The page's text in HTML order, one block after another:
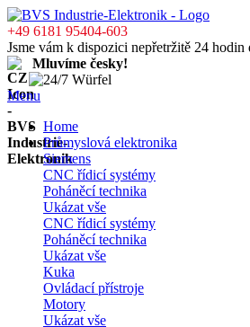
+49 6181 95404-603
Jsme vám k dispozici nepřetržitě 24 hodin
Mluvíme česky!
Menu
Home
Průmyslová elektronika
Siemens
CNC řídicí systémy
Poháněcí technika
Ukázat vše
CNC řídicí systémy
Poháněcí technika
Ukázat vše
Kuka
Ovládací přístroje
Motory
Ukázat vše